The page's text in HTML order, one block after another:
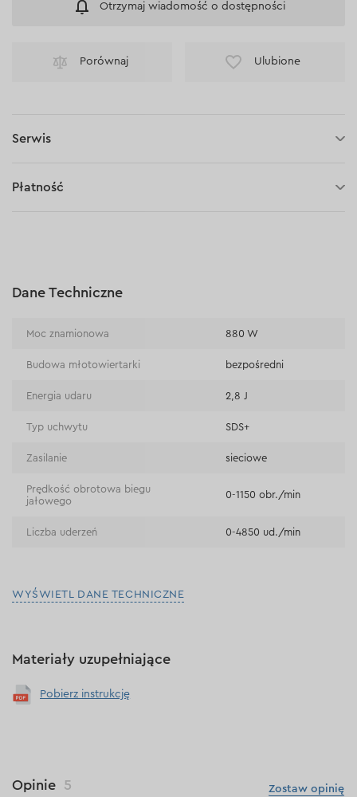
Otrzymaj wiadomość o dostępności
Porównaj Ulubione
Serwis
Płatność
Płatność na rachunek bieżący (przelew tradycyjny)
Dane Techniczne
Moc znamionowa 880 W
Budowa młotowiertarki bezpośredni
Energia udaru 2,8 J
Typ uchwytu SDS+
Zasilanie sieciowe
Prędkość obrotowa biegu
jałowego
0-1150 obr./min
Liczba uderzeń 0-4850 ud./min
WYŚWIETL DANE TECHNICZNE
Materiały uzupełniające
Pobierz instrukcję
Zostaw opinię
Opinie 5